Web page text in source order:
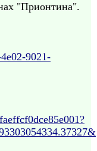
"Прионтина".
9021-